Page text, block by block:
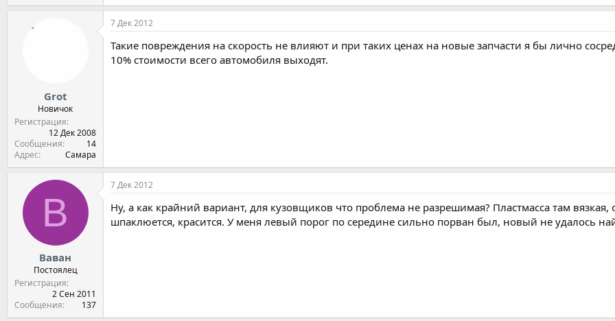
Grot
Новичок
Регистрация
12 Дек 2008
Сообщения
14
Адрес
Самара
7 Дек 2012
Такие повреждения на скорость не влияют и при таких ценах на новые запчасти я бы лично
10% стоимости всего автомобиля выходят.
В
Ваван
Постоялец
Регистрация
2 Сен 2011
Сообщения
137
7 Дек 2012
Ну, а как крайний вариант, для кузовщиков что проблема не разрешимая? Пластмасса там
шпаклюется, красится. У меня левый порог по середине сильно порван был, новый не удалось